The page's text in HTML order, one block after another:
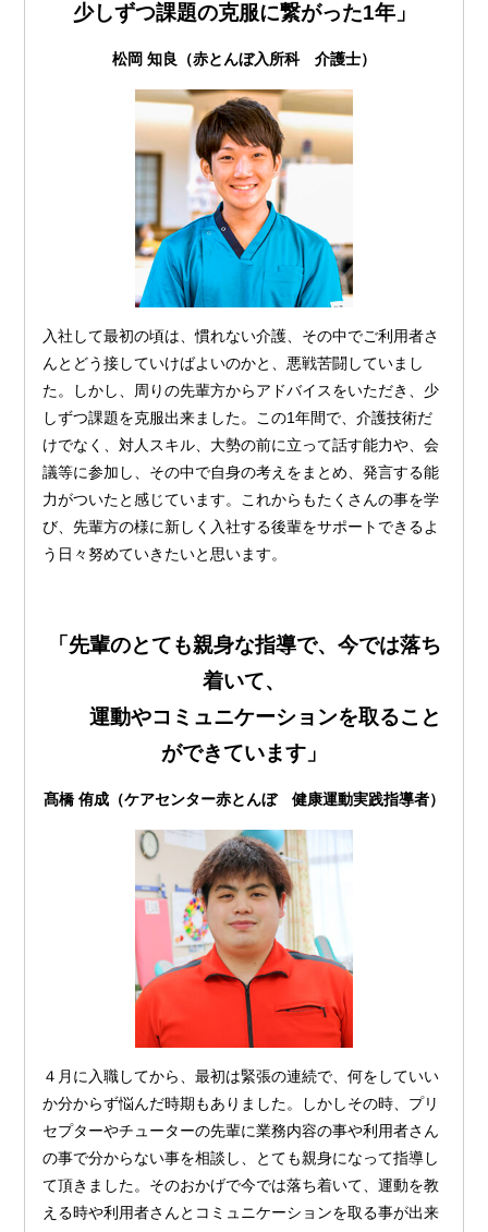
少しずつ課題の克服に繋がった1年」
松岡 知良（赤とんぼ入所科 介護士）
入社して最初の頃は、慣れない介護、その中でご利用者さ
んとどう接していけばよいのかと、悪戦苦闘していまし
た。しかし、周りの先輩方からアドバイスをいただき、少
しずつ課題を克服出来ました。この1年間で、介護技術だ
けでなく、対人スキル、大勢の前に立って話す能力や、会
議等に参加し、その中で自身の考えをまとめ、発言する能
力がついたと感じています。これからもたくさんの事を学
び、先輩方の様に新しく入社する後輩をサポートできるよ
う日々努めていきたいと思います。
「先輩のとても親身な指導で、今では落ち
着いて、
運動やコミュニケーションを取ること
ができています」
髙橋 侑成（ケアセンター赤とんぼ 健康運動実践指導者）
４月に入職してから、最初は緊張の連続で、何をしていい
か分からず悩んだ時期もありました。しかしその時、プリ
セプターやチューターの先輩に業務内容の事や利用者さん
の事で分からない事を相談し、とても親身になって指導し
て頂きました。そのおかげで今では落ち着いて、運動を教
える時や利用者さんとコミュニケーションを取る事が出来